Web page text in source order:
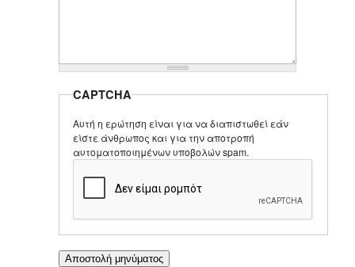
CAPTCHA
Αυτή η ερώτηση είναι για να διαπιστωθεί εάν
είστε άνθρωπος και για την αποτροπή
αυτοματοποιημένων υποβολών spam.